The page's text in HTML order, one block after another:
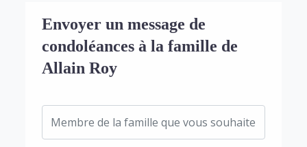
Envoyer un message de
condoléances à la famille de
Allain Roy